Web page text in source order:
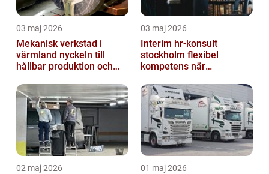
03 maj 2026
Mekanisk verkstad i
värmland nyckeln till
hållbar produktion och
03 maj 2026
Interim hr-konsult
stockholm flexibel
kompetens när
stöd
02 maj 2026 01 maj 2026